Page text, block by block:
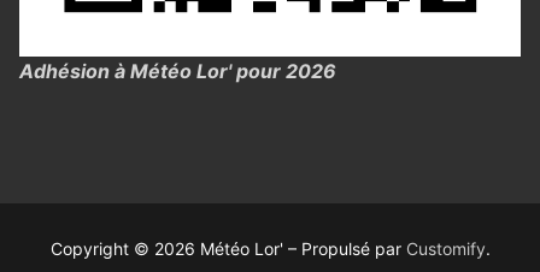
Adhésion à Météo Lor' pour 2026
Copyright © 2026 Météo Lor' – Propulsé par Customify.